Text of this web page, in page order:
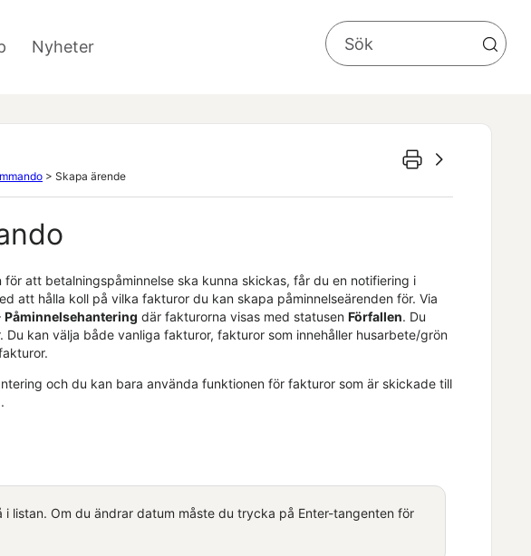
Nyheter
> Skapa ärende
att betalningspåminnelse ska kunna skickas, får du en notifiering i
att hålla koll på vilka fakturor du kan skapa påminnelseärenden för. Via
Påminnelsehantering där fakturorna visas med statusen Förfallen. Du
kan välja både vanliga fakturor, fakturor som innehåller husarbete/grön
och du kan bara använda funktionen för fakturor som är skickade till
listan. Om du ändrar datum måste du trycka på Enter-tangenten för